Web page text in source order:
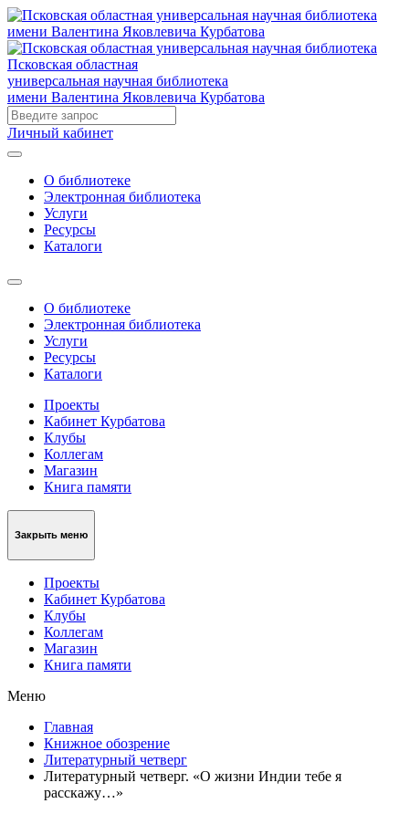
Псковская областная
универсальная научная библиотека
имени Валентина Яковлевича Курбатова
Личный кабинет
О библиотеке
Электронная библиотека
Услуги
Ресурсы
Каталоги
О библиотеке
Электронная библиотека
Услуги
Ресурсы
Каталоги
Проекты
Кабинет Курбатова
Клубы
Коллегам
Магазин
Книга памяти
Закрыть меню
Проекты
Кабинет Курбатова
Клубы
Коллегам
Магазин
Книга памяти
Меню
Главная
Книжное обозрение
Литературный четверг
Литературный четверг. «О жизни Индии тебе я
расскажу…»